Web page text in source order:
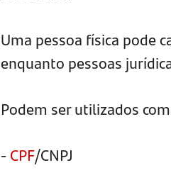
Uma pessoa física pode
enquanto pessoas
Podem ser utilizados
-CPF/CNPJ